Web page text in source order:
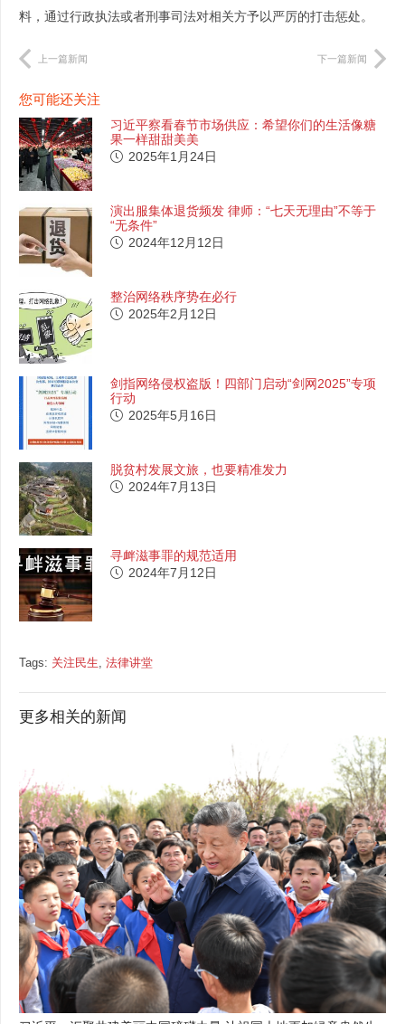
料，通过行政执法或者刑事司法对相关方予以严厉的打击惩处。
上一篇新闻 下一篇新闻
您可能还关注
习近平察看春节市场供应：希望你们的生活像糖
果一样甜甜美美
2025年1月24日
演出服集体退货频发 律师：“七天无理由”不等于
“无条件”
2024年12月12日
整治网络秩序势在必行
2025年2月12日
剑指网络侵权盗版！四部门启动“剑网2025”专项
行动
2025年5月16日
脱贫村发展文旅，也要精准发力
2024年7月13日
寻衅滋事罪的规范适用
2024年7月12日
Tags: 关注民生, 法律讲堂
更多相关的新闻
新《治安管理处罚法》明年实施 将对屡犯少年动真格